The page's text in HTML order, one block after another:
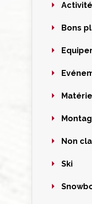
Bons
Non
Ski